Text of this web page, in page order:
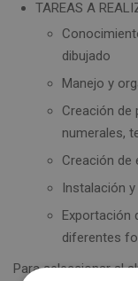
TAREAS A
dibujado
Manejo y
Creación de
numerales,
Creación de
Instalación
diferentes
Para seleccionar al